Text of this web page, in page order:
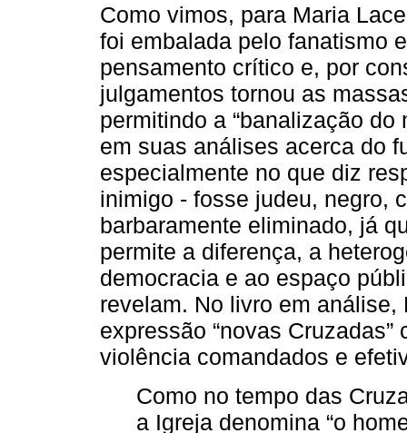
Como vimos, para Maria
foi embalada pelo fanatismo
pensamento crítico e, por
julgamentos tornou as
permitindo a “banalização
em suas análises acerca do
especialmente no que diz
inimigo - fosse judeu, negro,
barbaramente eliminado, já
permite a diferença, a
democracia e ao espaço
revelam. No livro em
expressão “novas
violência comandados e
Como no tempo das
a Igreja denomina “o